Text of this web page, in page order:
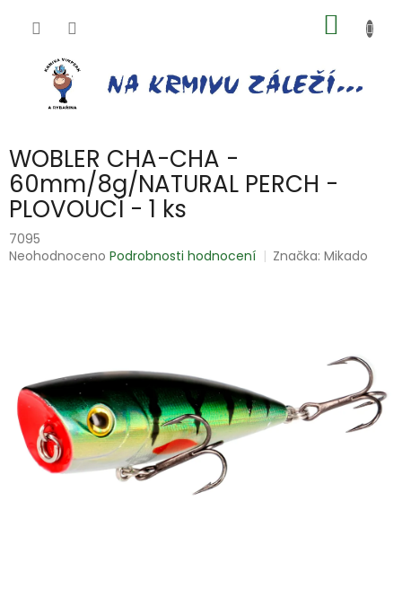
KOŠÍK
WOBLER CHA-CHA -
60mm/8g/NATURAL PERCH -
PLOVOUCÍ - 1 ks
7095
Průměrné
hvězdiček.
Neohodnoceno Podrobnosti hodnocení Značka:Mikado